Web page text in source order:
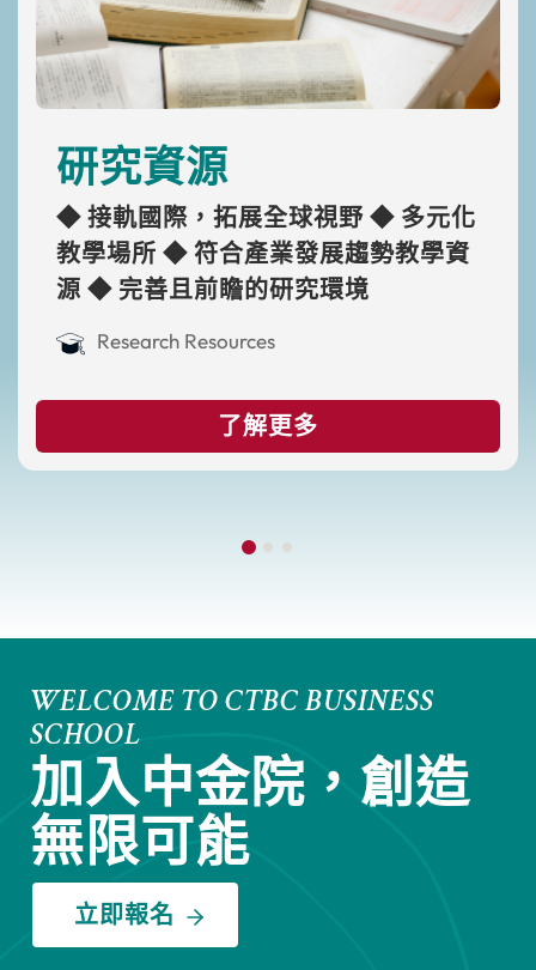
研究資源
◆ 接軌國際，拓展全球視野 ◆ 多元化
教學場所 ◆ 符合產業發展趨勢教學資
源 ◆ 完善且前瞻的研究環境
Research Resources
了解更多
WELCOME TO CTBC BUSINESS
SCHOOL
加入中金院，創造
無限可能
立即報名